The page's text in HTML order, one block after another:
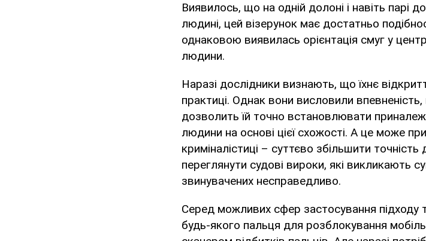
Виявилось, що на одній долоні і навіть парі
людині, цей візерунок має достатньо
однаковою виявилась орієнтація смуг у
людини.
Наразі дослідники визнають, що їхнє
практиці. Однак вони висловили
дозволить їй точно встановлювати
людини на основі цієї схожості. А це може
криміналістиці – суттєво збільшити
переглянути судові вироки, які викликають
звинувачених несправедливо.
Серед можливих сфер застосування підходу
будь-якого пальця для розблокування